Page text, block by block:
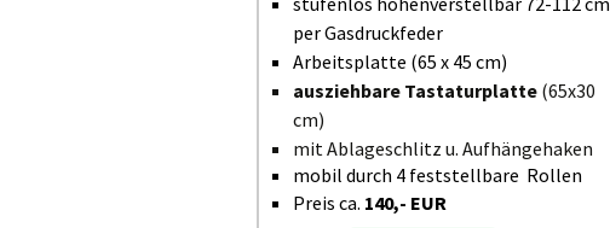
per Gasdruckfeder
Arbeitsplatte (65 x 45 cm)
ausziehbare Tastaturplatte (65x30
cm)
mit Ablageschlitz u. Aufhängehaken
mobil durch 4 feststellbare Rollen
Preis ca. 140,- EUR